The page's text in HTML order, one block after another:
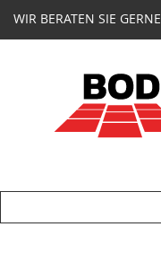
WIR BERATEN SIE GERNE